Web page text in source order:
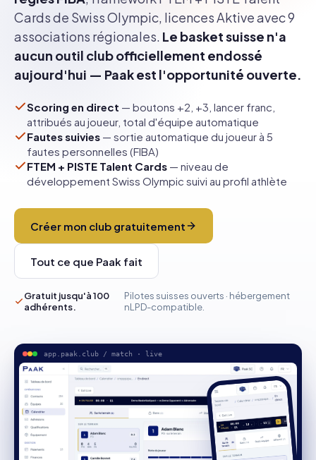
Cards de Swiss Olympic, licences Aktive avec 9
associations régionales. Le basket suisse n'a
aucun outil club officiellement endossé
aujourd'hui — Paak est l'opportunité ouverte.
Scoring en direct — boutons +2, +3, lancer franc,
attribués au joueur, total d'équipe automatique
Fautes suivies — sortie automatique du joueur à 5
fautes personnelles (FIBA)
FTEM + PISTE Talent Cards — niveau de
développement Swiss Olympic suivi au profil athlète
Créer mon club gratuitement
Tout ce que Paak fait
Gratuit jusqu'à 100
adhérents.
Pilotes suisses ouverts · hébergement
nLPD-compatible.
app.paak.club / match · live